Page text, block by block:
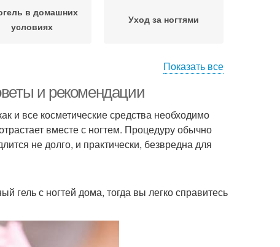
в домашних
условиях
Уход за ногтями
Показать все
и рекомендации
и все косметические средства необходимо
вместе с ногтем. Процедуру обычно
не долго, и практически, безвредна для
гель с ногтей дома, тогда вы легко справитесь